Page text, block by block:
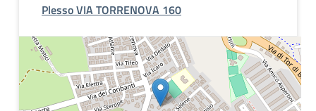
Plesso VIA TORRENOVA 160